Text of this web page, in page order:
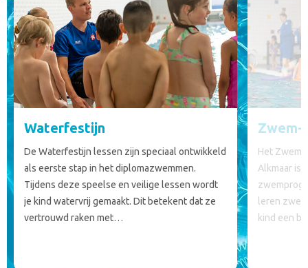
Waterfestijn
De Waterfestijn lessen zijn speciaal ontwikkeld
als eerste stap in het diplomazwemmen.
Tijdens deze speelse en veilige lessen wordt
je kind watervrij gemaakt. Dit betekent dat ze
vertrouwd raken met…
Zwem-
Het Zwem-
Alkmaar is
leren
kind een